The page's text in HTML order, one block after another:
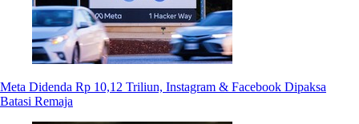
Meta Didenda Rp 10,12 Triliun, Instagram & Facebook Dipaksa
Batasi Remaja